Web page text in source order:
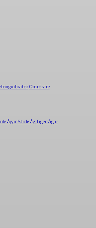
Omrörare
SticksågTigersågar